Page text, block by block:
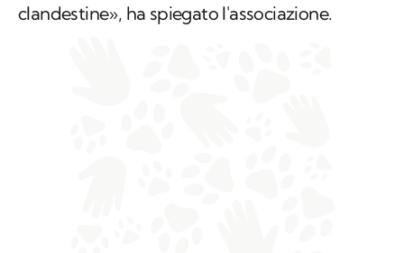
clandestine», ha spiegato l'associazione.